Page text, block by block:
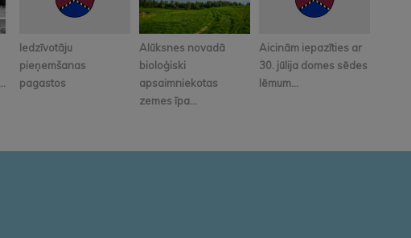
Iedzīvotāju
pieņemšanas
pagastos
Alūksnes novadā
bioloģiski
apsaimniekotas
zemes īpa...
Aicinām iepazīties ar
30. jūlija domes sēdes
lēmum...